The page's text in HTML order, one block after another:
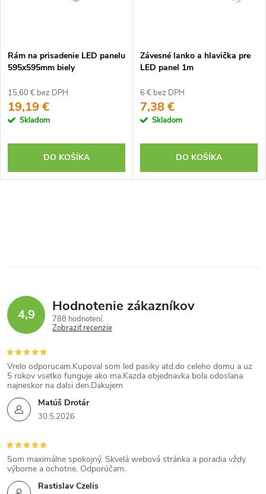
Rám na prisadenie LED panelu
595x595mm biely
15,60 € bez DPH
19,19 €
Skladom
DO KOŠÍKA
Závesné lanko a hlavička pre
LED panel 1m
6 € bez DPH
7,38 €
Skladom
DO KOŠÍKA
4,9 Hodnotenie zákazníkov
788 hodnotení
Zobraziť recenzie
Matúš Drotár
30.5.2026
Vrelo odporucam.Kupoval som led pasiky atd.do celeho domu a uz
5 rokov vsetko funguje ako ma.Kazda objednavka bola odoslana
najneskor na dalsi den.Dakujem
Rastislav Czelis
Som maximálne spokojný. Skvelá webová stránka a poradia vždy
výborne a ochotne. Odporúčam.